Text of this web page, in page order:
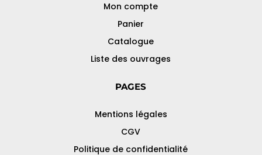
Mon compte
Panier
Catalogue
Liste des ouvrages
PAGES
Mentions légales
CGV
Politique de confidentialité